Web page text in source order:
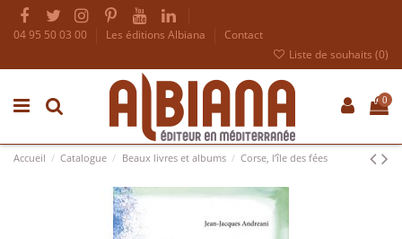
04 95 50 03 00 Les éditions Albiana
Contact
Liste de souhaits (0)
0
Accueil Catalogue Beaux livres et albums Corse, l’île des fées